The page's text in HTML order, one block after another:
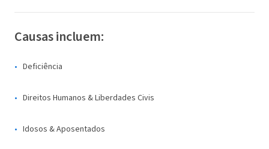
Causas incluem:
Deficiência
Direitos Humanos & Liberdades Civis
Idosos & Aposentados